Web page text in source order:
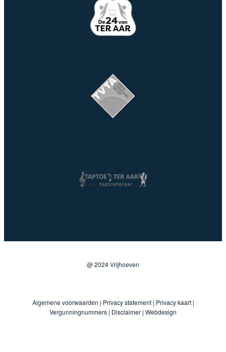
@ 2024 Vrijhoeven
Algemene voorwaarden | Privacy statement| Privacy kaart|
Vergunningnummers | Disclaimer | Webdesign